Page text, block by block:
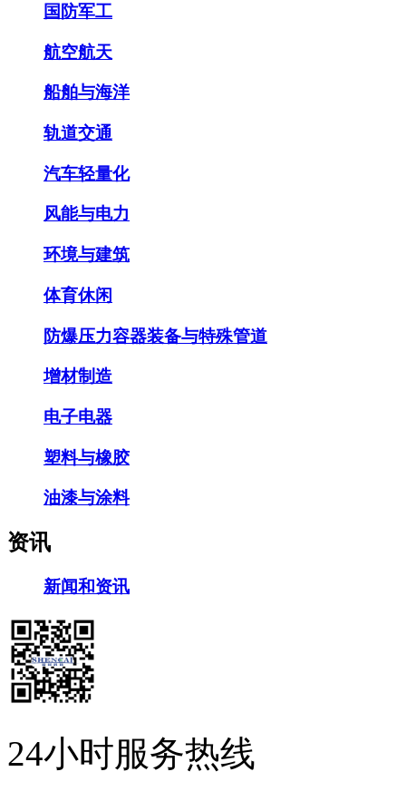
国防军工
航空航天
船舶与海洋
轨道交通
汽车轻量化
风能与电力
环境与建筑
体育休闲
防爆压力容器装备与特殊管道
增材制造
电子电器
塑料与橡胶
油漆与涂料
资讯
新闻和资讯
24小时服务热线